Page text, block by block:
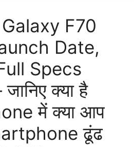
F70
Date,
Specs
क्या है
में क्या आप
ढूंढ